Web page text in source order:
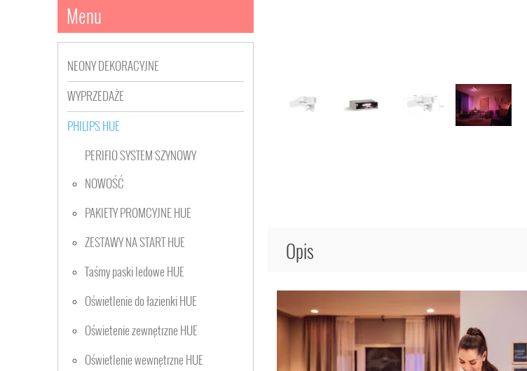
Menu
NEONY DEKORACYJNE
WYPRZEDAŻE
PHILIPS HUE
PERIFIO SYSTEM SZYNOWY
NOWOŚĆ
PAKIETY PROMCYJNE HUE
ZESTAWY NA START HUE
Taśmy paski ledowe HUE
Oświetlenie do łazienki HUE
Oświetenie zewnętrzne HUE
Oświetlenie wewnętrzne HUE
Opis